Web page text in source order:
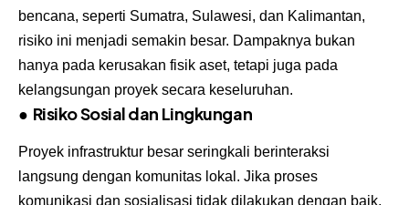
bencana, seperti Sumatra, Sulawesi, dan Kalimantan,
risiko ini menjadi semakin besar. Dampaknya bukan
hanya pada kerusakan fisik aset, tetapi juga pada
kelangsungan proyek secara keseluruhan.
● Risiko Sosial dan Lingkungan
Proyek infrastruktur besar seringkali berinteraksi
langsung dengan komunitas lokal. Jika proses
komunikasi dan sosialisasi tidak dilakukan dengan baik,